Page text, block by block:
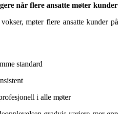
når flere ansatte møter kunder
møter flere ansatte kunder på
standard
i alle møter